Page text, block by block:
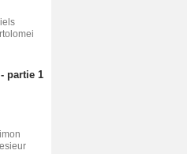
partie 1